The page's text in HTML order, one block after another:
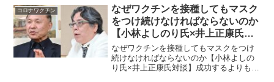
めどに向けて急いで検討を進めている」
とコメントした。 ワク...
コロナワクチン
なぜワクチンを接種してもマスク
をつけ続けなければならないのか
【小林よしのり氏×井上正康氏対
談】
なぜワクチンを接種してもマスクをつけ
続けなければならないのか【小林よしの
り氏×井上正康氏対談】成功するよりも失